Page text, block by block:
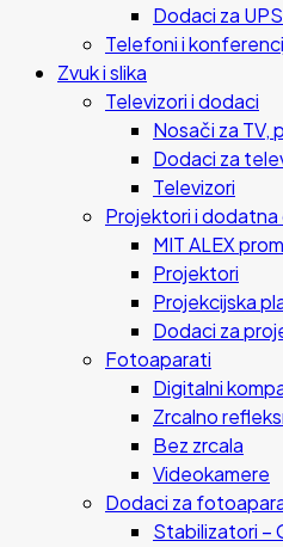
Dodaci za
Telefoni i
Zvuk i slika
Televizori i dodaci
Nosači za TV,
Dodaci za
Televizori
Projektori i dodatna
MIT ALEX
Projektori
Projekcijska
Dodaci za
Fotoaparati
Digitalni
Zrcalno
Bez zrcala
Videokamere
Dodaci za
Stabilizatori –